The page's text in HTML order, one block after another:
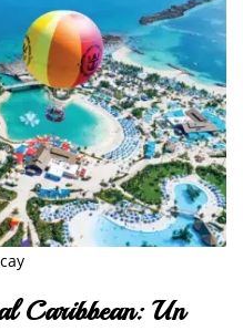
Caribbean: Un